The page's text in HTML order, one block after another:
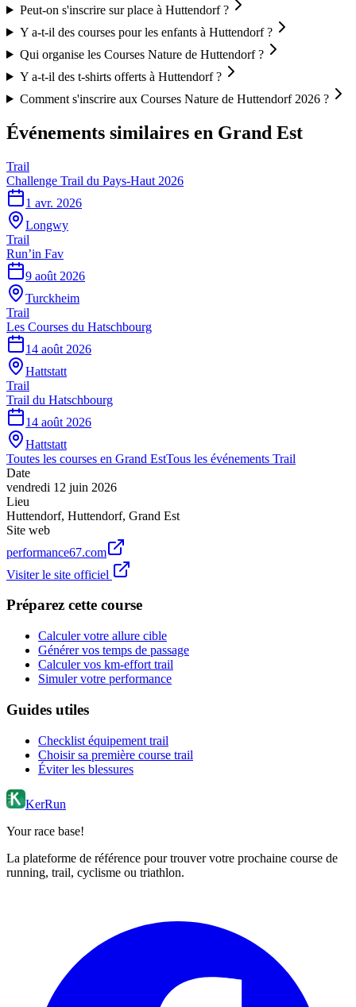
Peut-on s'inscrire sur place à Huttendorf ?
Y a-t-il des courses pour les enfants à Huttendorf ?
Qui organise les Courses Nature de Huttendorf ?
Y a-t-il des t-shirts offerts à Huttendorf ?
Comment s'inscrire aux Courses Nature de Huttendorf 2026 ?
Événements similaires en Grand Est
Trail
Challenge Trail du Pays-Haut 2026
1 avr. 2026
Longwy
Trail
Run’in Fav
9 août 2026
Turckheim
Trail
Les Courses du Hatschbourg
14 août 2026
Hattstatt
Trail
Trail du Hatschbourg
14 août 2026
Hattstatt
Toutes les courses en Grand EstTous les événements Trail
Date
vendredi 12 juin 2026
Lieu
Huttendorf, Huttendorf, Grand Est
Site web
performance67.com
Visiter le site officiel
Préparez cette course
Calculer votre allure cible
Générer vos temps de passage
Calculer vos km-effort trail
Simuler votre performance
Guides utiles
Checklist équipement trail
Choisir sa première course trail
Éviter les blessures
KerRun
Your race base!
La plateforme de référence pour trouver votre prochaine course de
running, trail, cyclisme ou triathlon.